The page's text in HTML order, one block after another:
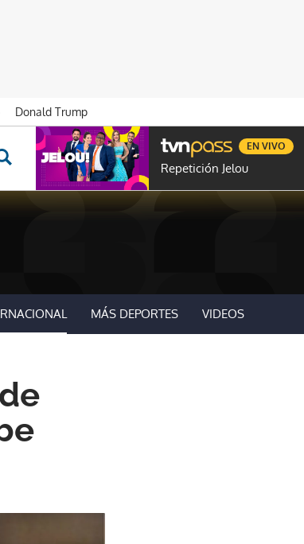
Donald Trump
NOVELAS PROGRAMAS GENTE TVN
Repetición Jelou
EN VIVO
MÁS DEPORTES VIDEOS